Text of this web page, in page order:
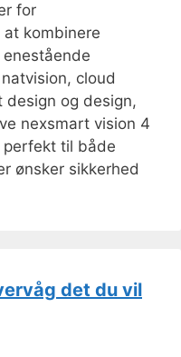
for
at kombinere
cloud
og design,
nexsmart vision 4
perfekt til både
ønsker sikkerhed
det du vil